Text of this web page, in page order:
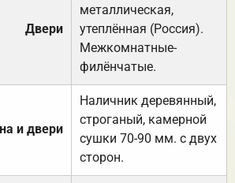
Двери
металлическая,
утеплённая (Россия).
Межкомнатные-
филёнчатые.
и двери
Наличник деревянный,
строганый, камерной
сушки 70-90 мм. с двух
сторон.